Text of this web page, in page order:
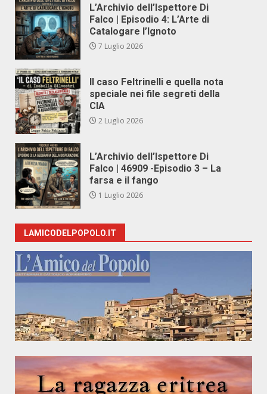
L’Archivio dell’Ispettore Di
Falco | Episodio 4: L’Arte di
Catalogare l’Ignoto
7 Luglio 2026
Il caso Feltrinelli e quella nota
speciale nei file segreti della
CIA
2 Luglio 2026
L’Archivio dell’Ispettore Di
Falco | 46909 -Episodio 3 – La
farsa e il fango
1 Luglio 2026
LAMICODELPOPOLO.IT